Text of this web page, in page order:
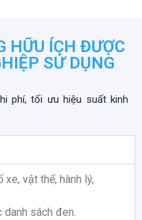
HỮU ÍCH ĐƯỢC
SỬ DỤNG
phí, tối ưu hiệu suất kinh
xe, vật thể, hành lý,
danh sách đen.